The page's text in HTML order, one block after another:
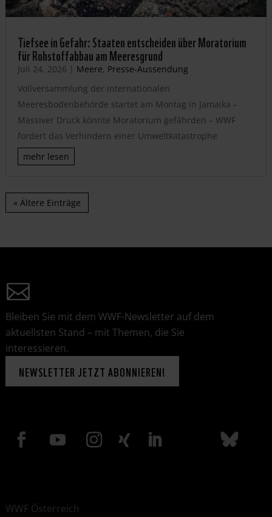
Tiefsee in Gefahr: Staaten entscheiden über Moratorium
für Rohstoffabbau am Meeresgrund
Juli 24, 2026 | Meere, Presse-Aussendung
Vollversammlung der internationalen
Meeresbodenbehörde startet am Montag in Jamaika –
Massiver Druck könnte Moratorium gefährden – WWF
fordert das Verhindern einer Umweltkatastrophe
mehr lesen
« Ältere Einträge
Bleiben Sie mit dem WWF-Newsletter auf dem
aktuellsten Stand – mit Themen, die Sie
interessieren.
NEWSLETTER JETZT ABONNIEREN!
WWF Österreich